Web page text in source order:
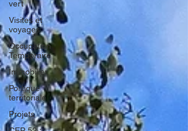
vert
Visites et
voyages
Occupation
Temporaire
Immobilier
Politique
territoriale
Projets